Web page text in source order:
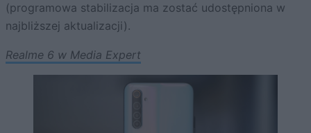
(programowa stabilizacja ma zostać udostępniona w
najbliższej aktualizacji).
Realme 6 w Media Expert